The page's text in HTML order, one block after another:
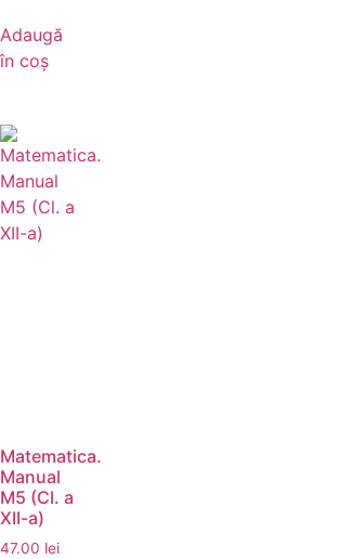
Adaugă
în coș
Matematica.
Manual
M5 (Cl. a
XII-a)
47.00 lei